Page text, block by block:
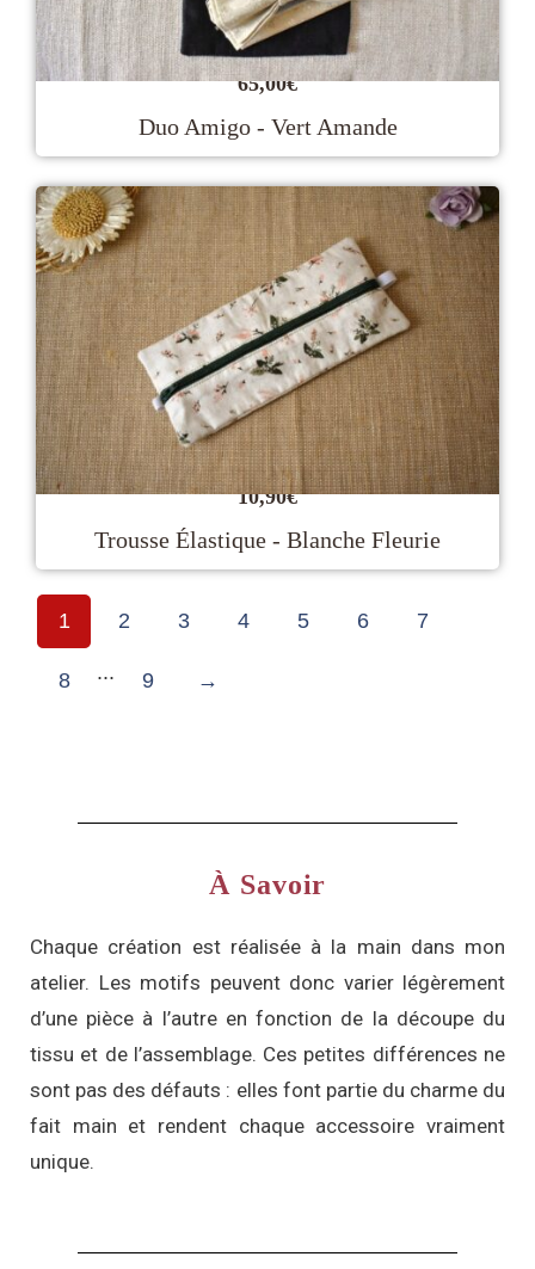
65,00€
Duo Amigo - Vert Amande
10,90€
Trousse Élastique - Blanche Fleurie
1 2 3 4 5 6 7
8 ... 9 →
À Savoir
Chaque création est réalisée à la main dans mon
atelier. Les motifs peuvent donc varier légèrement
d’une pièce à l’autre en fonction de la découpe du
tissu et de l’assemblage. Ces petites différences ne
sont pas des défauts : elles font partie du charme du
fait main et rendent chaque accessoire vraiment
unique.